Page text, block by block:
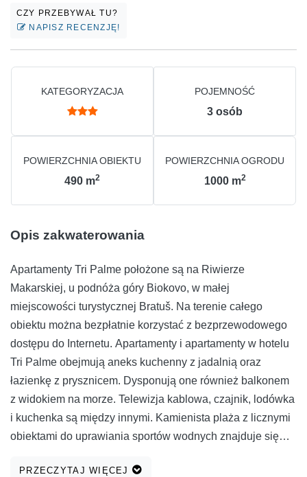
CZY PRZEBYWAŁ TU?
NAPISZ RECENZJĘ!
KATEGORYZACJA POJEMNOŚĆ
3 osób
POWIERZCHNIA OBIEKTU
490 m2
POWIERZCHNIA OGRODU
1000 m2
Opis zakwaterowania
Apartamenty Tri Palme położone są na Riwierze
Makarskiej, u podnóża góry Biokovo, w małej
miejscowości turystycznej Bratuš. Na terenie całego
obiektu można bezpłatnie korzystać z bezprzewodowego
dostępu do Internetu. Apartamenty i apartamenty w hotelu
Tri Palme obejmują aneks kuchenny z jadalnią oraz
łazienkę z prysznicem. Dysponują one również balkonem
z widokiem na morze. Telewizja kablowa, czajnik, lodówka
i kuchenka są między innymi. Kamienista plaża z licznymi
obiektami do uprawiania sportów wodnych znajduje się
organizowane są wycieczki łodzią na Brač i Hvar. Latem
PRZECZYTAJ WIĘCEJ